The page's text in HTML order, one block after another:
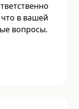
в вашей
вопросы.